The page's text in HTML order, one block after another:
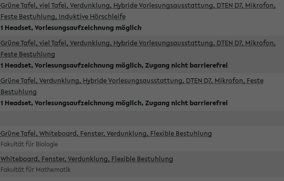
Grüne Tafel, viel Tafel, Verdunklung, Hybride Vorlesungsausstattung, DTEN D7, Mikrofon,
Feste Bestuhlung, Induktive Hörschleife
1 Headset, Vorlesungsaufzeichnung möglich
Grüne Tafel, viel Tafel, Verdunklung, Hybride Vorlesungsausstattung, DTEN D7, Mikrofon,
Feste Bestuhlung
1 Headset, Vorlesungsaufzeichnung möglich, Zugang nicht barrierefrei
Grüne Tafel, Verdunklung, Hybride Vorlesungsausstattung, DTEN D7, Mikrofon, Feste
Bestuhlung
1 Headset, Vorlesungsaufzeichnung möglich, Zugang nicht barrierefrei
Grüne Tafel, Whiteboard, Fenster, Verdunklung, Flexible Bestuhlung
Fakultät für Biologie
Whiteboard, Fenster, Verdunklung, Flexible Bestuhlung
Fakultät für Mathematik